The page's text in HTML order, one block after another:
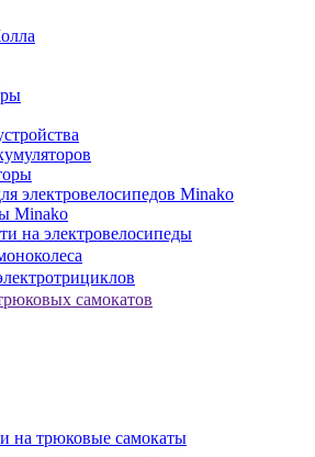
электровелосипедов Minako
Minako
на электровелосипеды
самокатов
на трюковые самокаты